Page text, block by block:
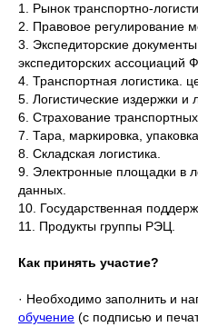
1. Рынок транспортно-
2. Правовое регулирование
3. Экспедиторские
экспедиторских ассоциаций
4. Транспортная логистика.
5. Логистические издержки и
6. Страхование транспортных
7. Тара, маркировка, упаковка.
8. Складская логистика.
9. Электронные площадки в
данных.
10. Государственная
11. Продукты группы РЭЦ.
Как принять участие?
· Необходимо заполнить и
обучение (с подписью и